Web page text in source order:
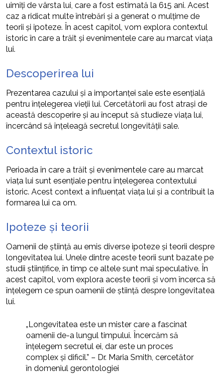
uimiți de vârsta lui, care a fost estimată la 615 ani. Acest
caz a ridicat multe întrebări și a generat o mulțime de
teorii și ipoteze. În acest capitol, vom explora contextul
istoric în care a trăit și evenimentele care au marcat viața
lui.
Descoperirea lui
Prezentarea cazului și a importanței sale este esențială
pentru înțelegerea vieții lui. Cercetătorii au fost atrași de
această descoperire și au început să studieze viața lui,
încercând să înțeleagă secretul longevității sale.
Contextul istoric
Perioada în care a trăit și evenimentele care au marcat
viața lui sunt esențiale pentru înțelegerea contextului
istoric. Acest context a influențat viața lui și a contribuit la
formarea lui ca om.
Ipoteze și teorii
Oamenii de știință au emis diverse ipoteze și teorii despre
longevitatea lui. Unele dintre aceste teorii sunt bazate pe
studii științifice, în timp ce altele sunt mai speculative. În
acest capitol, vom explora aceste teorii și vom încerca să
înțelegem ce spun oamenii de știință despre longevitatea
lui.
„Longevitatea este un mister care a fascinat
oamenii de-a lungul timpului. Încercăm să
înțelegem secretul ei, dar este un proces
complex și dificil.” – Dr. Maria Smith, cercetător
în domeniul gerontologiei